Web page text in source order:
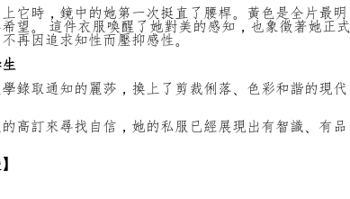
它時，鏡中的她第一次挺直了腰桿。黃色是全片最明
望。 這件衣服喚醒了她對美的感知，也象徵著她正式
再因追求知性而壓抑感性。
錄取通知的麗莎，換上了剪裁俐落、色彩和諧的現代
高訂來尋找自信，她的私服已經展現出有智識、有品